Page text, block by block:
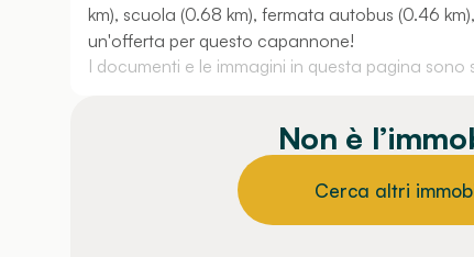
km), scuola (0.68 km), fermata autobus (0.46
un'offerta per questo capannone!
I documenti e le immagini in questa pagina
Non è
Cerca altri